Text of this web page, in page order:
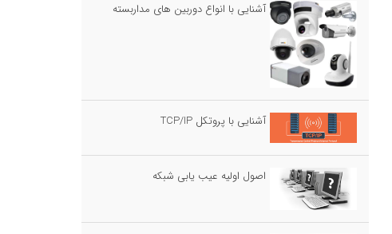
آشنایی با انواع دوربین های مداربسته
آشنایی با پروتکل TCP/IP
اصول اولیه عیب یابی شبکه